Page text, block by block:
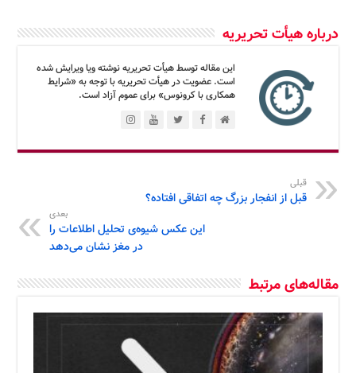
درباره هیأت تحریریه
این مقاله توسط هیأت تحریریه نوشته ویا ویرایش شده
است. عضویت در هیأت تحریریه با توجه به «شرایط
همکاری با کرونوس» برای عموم آزاد است.
قبلی
قبل از انفجار بزرگ چه اتفاقی افتاده؟
بعدی
این عکس شیوه‌ی تحلیل اطلاعات را
در مغز نشان می‌دهد
مقاله‌های مرتبط